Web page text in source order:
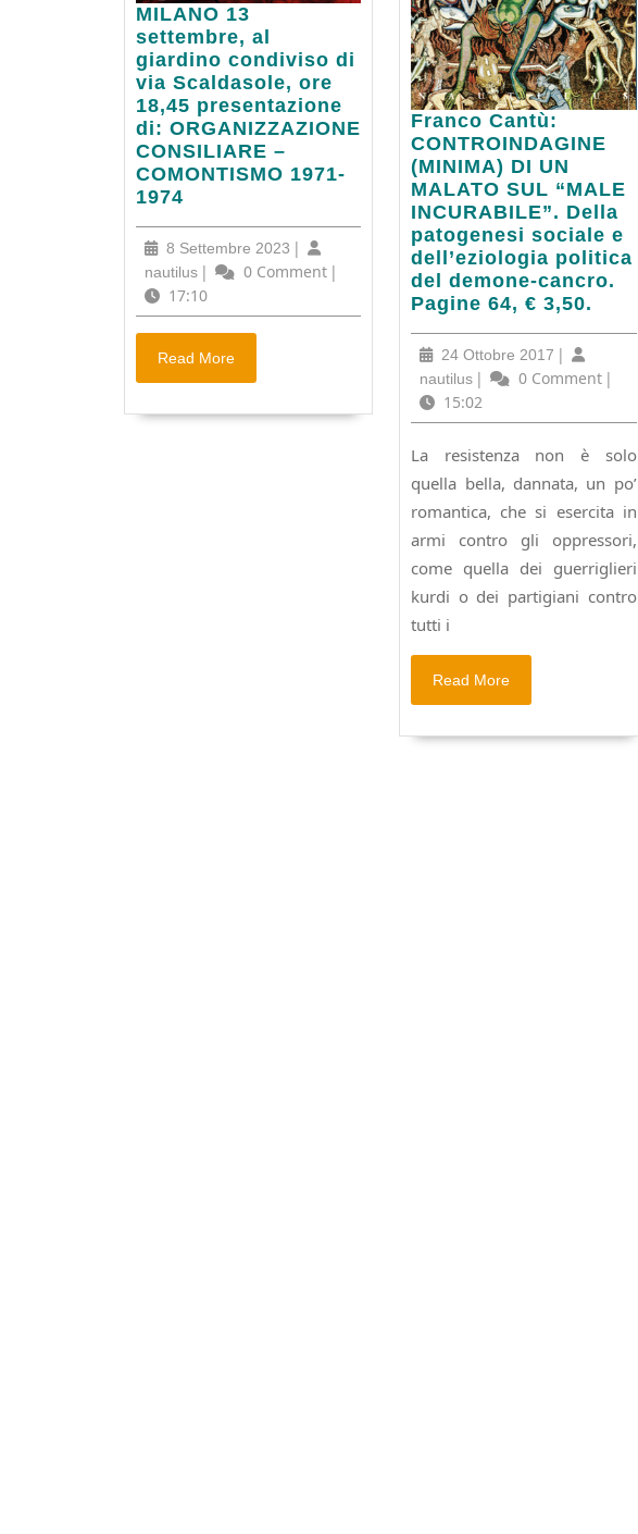
MILANO 13
settembre, al
giardino condiviso di
via Scaldasole, ore
18,45 presentazione
di: ORGANIZZAZIONE
CONSILIARE –
COMONTISMO 1971-
1974
MILANO
13
settembre,
al
giardino
condiviso
di
via
Scaldasole,
18,45
presentazione
di:
ORGANIZZAZIONE
CONSILIARE
COMONTISMO
1974
8 Settembre 2023 8
Settembre
|
nautilus nautilus
| 0 Comment |
17:10
Read More
Franco Cantù:
CONTROINDAGINE
(MINIMA) DI UN
MALATO SUL “MALE
INCURABILE”. Della
patogenesi sociale e
dell’eziologia politica
del demone-cancro.
Pagine 64, € 3,50.
Franco
Cantù:
CONTROINDAGINE
(MINIMA)
DI
UN
MALATO
SUL
“MALE
Della
patogenesi
sociale
e
politica
del
demone-
cancro.
Pagine
64,
€
3,50.
24 Ottobre 2017 24
Ottobre
|
nautilus nautilus
| 0 Comment |
15:02
La resistenza non è solo
quella bella, dannata, un po’
romantica, che si esercita in
armi contro gli oppressori,
come quella dei guerriglieri
kurdi o dei partigiani contro
tutti i
Read More